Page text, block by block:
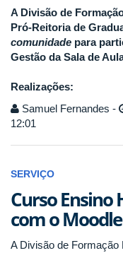
A Divisão de
Pró-Reitoria de
comunidade para
Gestão da Sala de
Realizações:
Samuel Fernandes -
12:01
SERVIÇO
Curso Ensino
com o
A Divisão de